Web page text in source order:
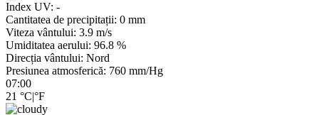
Index UV: -
Cantitatea de precipitații: 0 mm
Viteza vântului: 3.9 m/s
Umiditatea aerului: 96.8 %
Direcția vântului: Nord
Presiunea atmosferică: 760 mm/Hg
07:00
21 °C|°F